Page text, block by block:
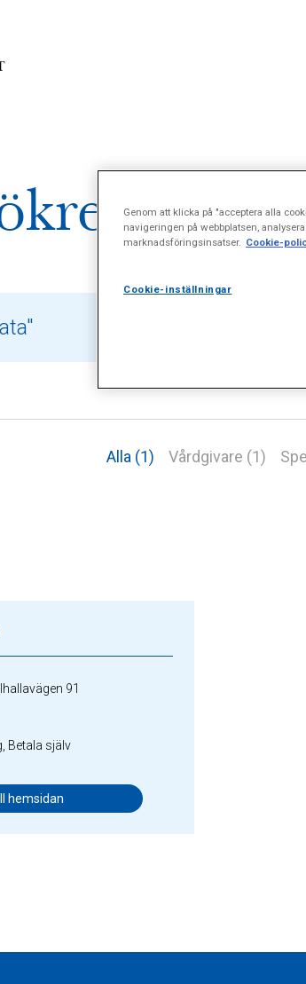
Alla (1) Vårdgivare (1)
91
Betala själv
hemsidan
Genom att klicka på "acceptera alla
navigeringen på webbplatsen,
marknadsföringsinsatser. Cookie-
Cookie-inställningar